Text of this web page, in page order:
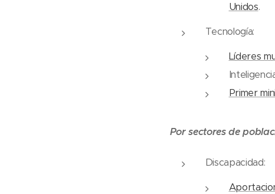
Unidos.
Tecnología:
Líderes
Primer
Por sectores de
Discapacidad: